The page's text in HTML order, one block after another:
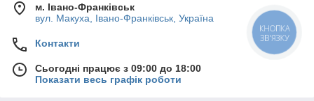
м. Івано-Франківськ
вул. Макуха, Івано-Франківськ, Україна
Контакти
Сьогодні працює з 09:00 до 18:00
Показати весь графік роботи
КНОПКА
ЗВ'ЯЗКУ